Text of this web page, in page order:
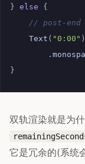
} else
{
// post-
Text ( "0:00" )
.
}
双轨渲染就是为
它是冗余的(系统